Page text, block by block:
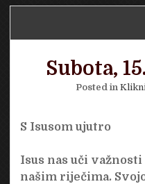
Subota,
Posted in
S Isusom ujutro
Isus nas uči
našim riječima.